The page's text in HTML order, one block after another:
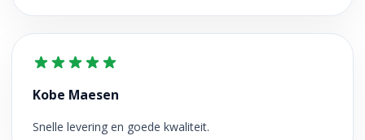
Kobe Maesen
Snelle levering en goede kwaliteit.